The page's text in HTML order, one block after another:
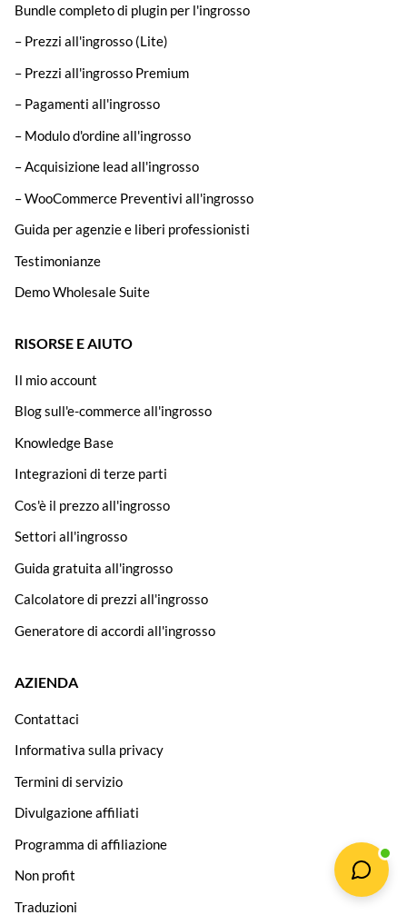
Bundle completo di plugin per l'ingrosso
– Prezzi all'ingrosso (Lite)
– Prezzi all'ingrosso Premium
– Pagamenti all'ingrosso
– Modulo d'ordine all'ingrosso
– Acquisizione lead all'ingrosso
– WooCommerce Preventivi all'ingrosso
Guida per agenzie e liberi professionisti
Testimonianze
Demo Wholesale Suite
RISORSE E AIUTO
Il mio account
Blog sull'e-commerce all'ingrosso
Knowledge Base
Integrazioni di terze parti
Cos'è il prezzo all'ingrosso
Settori all'ingrosso
Guida gratuita all'ingrosso
Calcolatore di prezzi all'ingrosso
Generatore di accordi all'ingrosso
AZIENDA
Contattaci
Informativa sulla privacy
Termini di servizio
Divulgazione affiliati
Programma di affiliazione
Non profit
Traduzioni